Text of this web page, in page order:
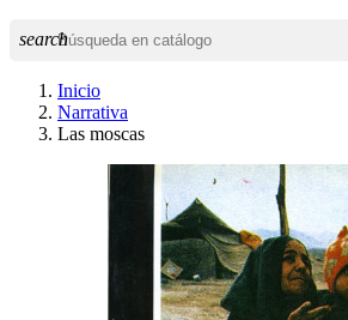
search
Inicio
Narrativa
Las moscas